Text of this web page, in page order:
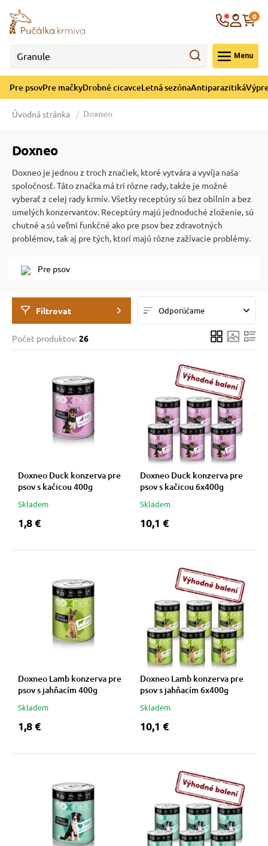
Menu
0
Pre psovPre mačkyDrobné cicavceLetná sezónaAntiparazitiká
psov
Pre psov
psov
psov
psov
pre psov
mačky
Pre mačky
mačky
mačky
mačky
mačky
mačky
cicavce
Drobné cicavce
vitamíny
sezóna
Letná sezóna
ochladenie
Výpredaj
CZK
Úvodná stránka Doxneo
Doxneo
Doxneo je jednou z troch značiek, ktoré vytvára a vyvíja naša
spoločnosť. Táto značka má tri rôzne rady, takže je možné
vyberať z celej rady krmív. Všetky receptúry sú bez obilnín a bez
umelých konzervantov. Receptúry majú jednoduché zloženie, sú
chutné a sú veľmi funkčné ako pre psov bez zdravotných
problémov, tak aj pre tých, ktorí majú rôzne zažívacie problémy.
Pre psov
Filtrovat Odporúčame
Počet produktov:26
Doxneo Duck konzerva pre
psov s kačicou 400g
Skladem
1,8 €
Doxneo Duck konzerva pre
psov s kačicou 6x400g
Skladem
10,1 €
Doxneo Lamb konzerva pre
psov s jahňacím 400g
Skladem
1,8 €
Doxneo Lamb konzerva pre
psov s jahňacím 6x400g
Skladem
10,1 €